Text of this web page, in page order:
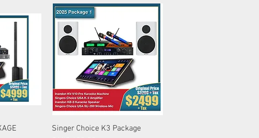
快速瀏覽
Singer Choice K3 Package